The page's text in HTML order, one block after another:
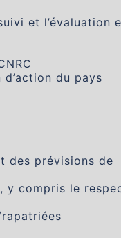
et l’évaluation
du pays
des prévisions de
y compris le